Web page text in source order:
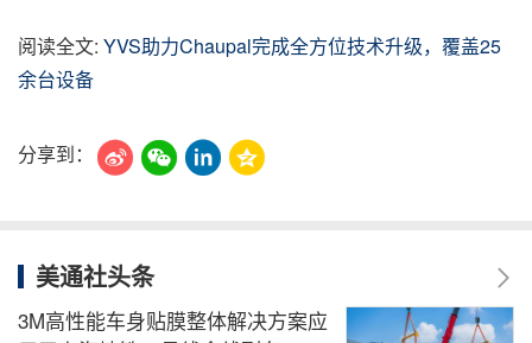
阅读全文: YVS助力Chaupal完成全方位技术升级，覆盖25
余台设备
分享到：
美通社头条
3M高性能车身贴膜整体解决方案应